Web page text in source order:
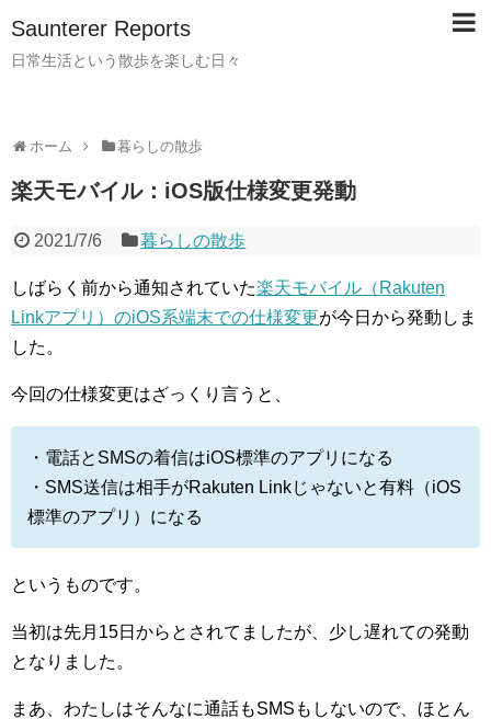
Saunterer Reports
日常生活という散歩を楽しむ日々
ホーム 暮らしの散歩
楽天モバイル：iOS版仕様変更発動
2021/7/6 暮らしの散歩
しばらく前から通知されていた楽天モバイル（Rakuten
Linkアプリ） のiOS系端末での仕様変更が今日から発動しま
した。
今回の仕様変更はざっくり言うと、
・電話とSMSの着信はiOS標準のアプリになる
・SMS送信は相手がRakuten Linkじゃないと有料（iOS
標準のアプリ）になる
というものです。
当初は先月15日からとされてましたが、少し遅れての発動
となりました。
まあ、わたしはそんなに通話もSMSもしないので、ほとん